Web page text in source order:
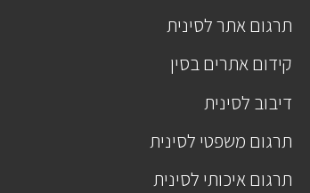
תרגום אתר לסינית
קידום אתרים בסין
דיבוב לסינית
תרגום משפטי לסינית
תרגום איכותי לסינית